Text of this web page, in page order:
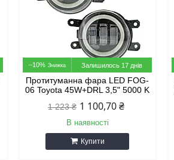
–10% Залишилось 17 днів
Протитуманна фара LED FOG-
06 Toyota 45W+DRL 3,5" 5000 K
1 223 ₴ 1 100,70 ₴
В наявності
Купити